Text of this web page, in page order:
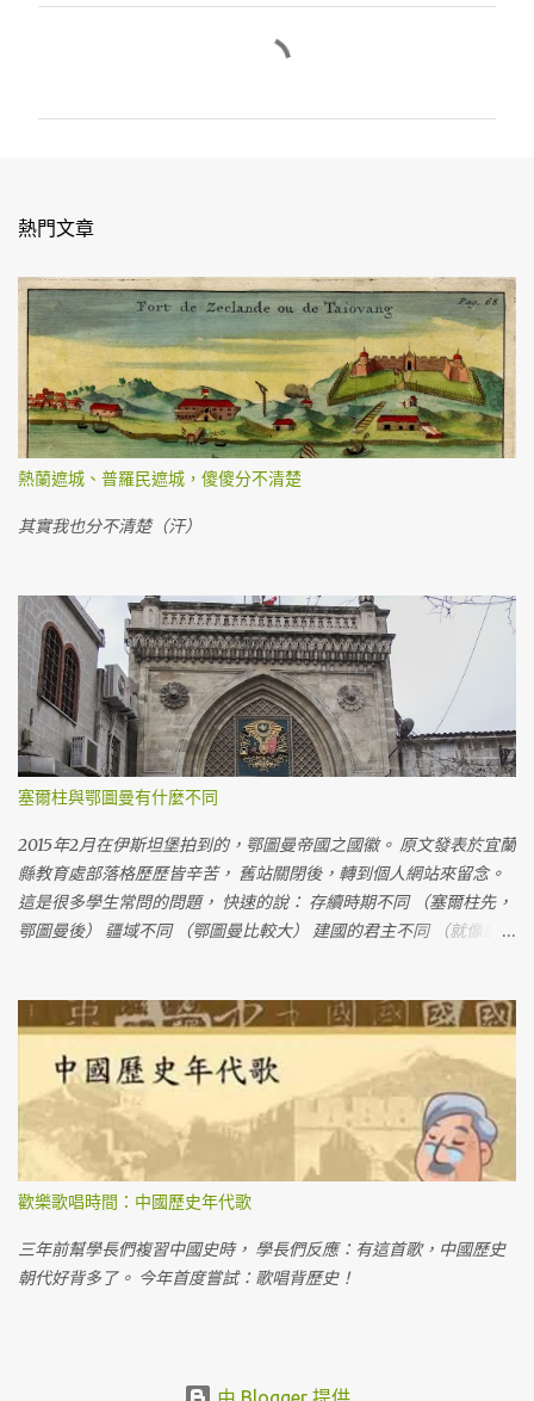
熱門文章
熱蘭遮城、普羅民遮城，傻傻分不清楚
其實我也分不清楚（汗）
塞爾柱與鄂圖曼有什麼不同
2015年2月在伊斯坦堡拍到的，鄂圖曼帝國之國徽。 原文發表於宜蘭
縣教育處部落格歷歷皆辛苦， 舊站關閉後，轉到個人網站來留念。
這是很多學生常問的問題， 快速的說： 存續時期不同 （塞爾柱先，
鄂圖曼後） 疆域不同 （鄂圖曼比較大） 建國的君主不同 （就像唐
歡樂歌唱時間：中國歷史年代歌
三年前幫學長們複習中國史時， 學長們反應：有這首歌，中國歷史
朝代好背多了。 今年首度嘗試：歌唱背歷史！